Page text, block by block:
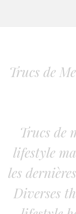
Trucs de
Trucs de
lifestyle
les
Diverses